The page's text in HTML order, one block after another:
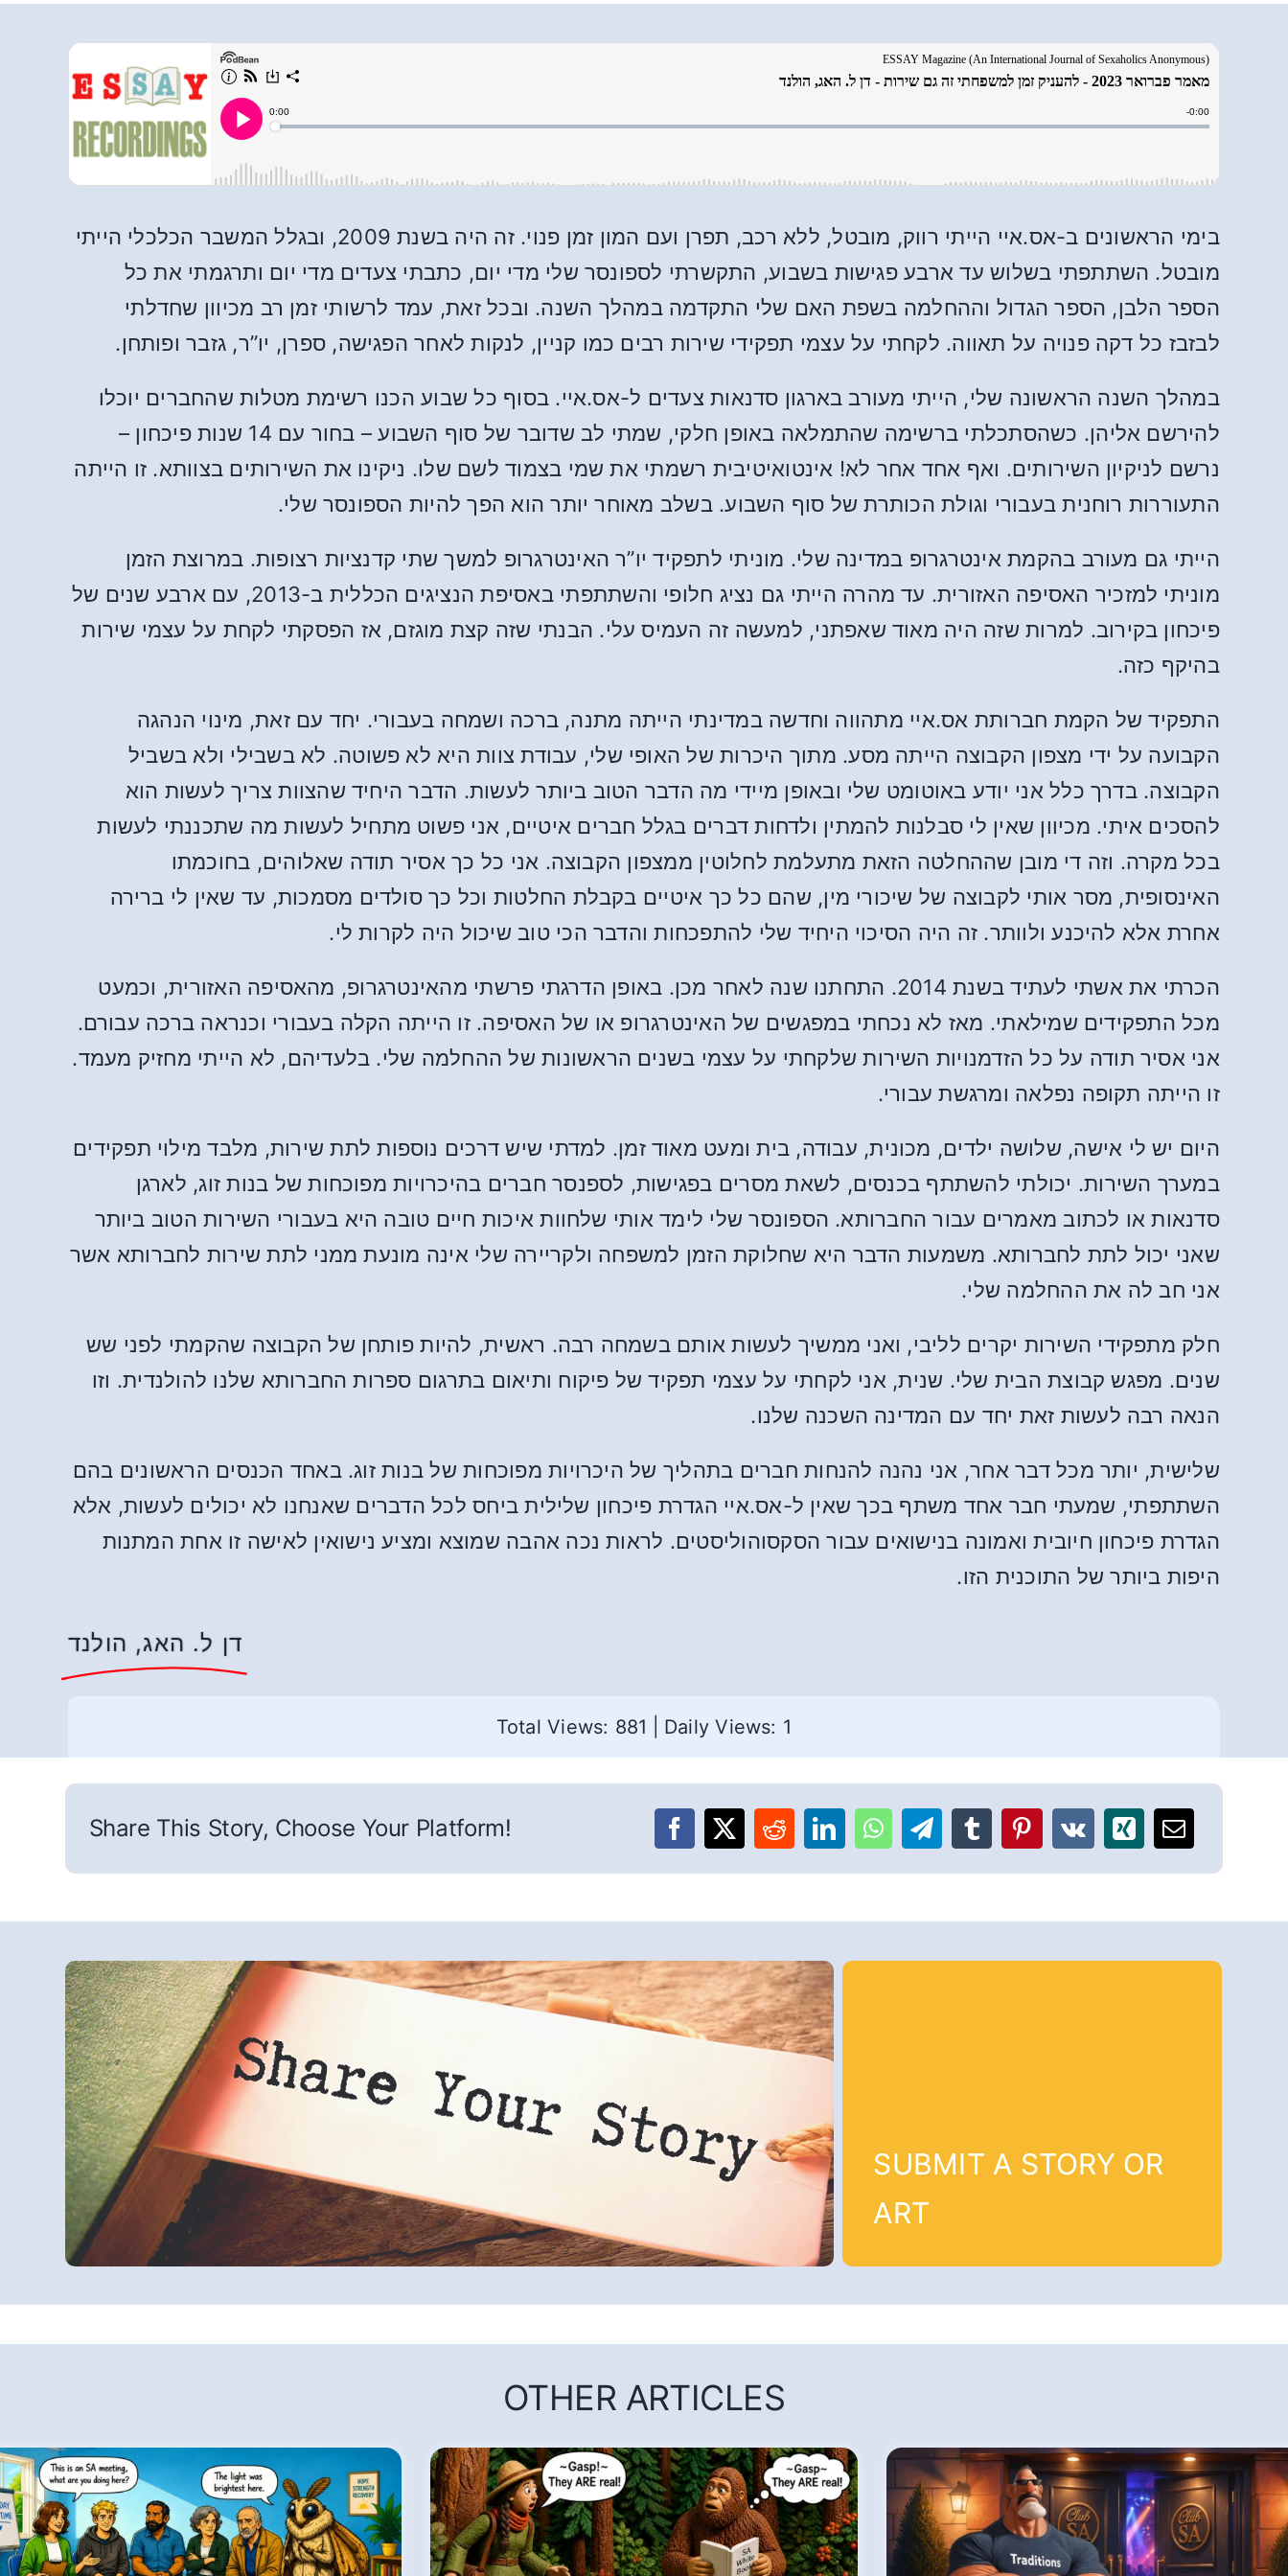
בימי הראשונים ב-אס.איי הייתי רווק, מובטל, ללא רכב, תפרן ועם המון זמן פנוי. זה היה בשנת 2009, ובגלל המשבר הכלכלי הייתי
מובטל. השתתפתי בשלוש עד ארבע פגישות בשבוע, התקשרתי לספונסר שלי מדי יום, כתבתי צעדים מדי יום ותרגמתי את כל
הספר הלבן, הספר הגדול וההחלמה בשפת האם שלי התקדמה במהלך השנה. ובכל זאת, עמד לרשותי זמן רב מכיוון שחדלתי
לבזבז כל דקה פנויה על תאווה. לקחתי על עצמי תפקידי שירות רבים כמו קניין, לנקות לאחר הפגישה, ספרן, יו”ר, גזבר ופותחן.
במהלך השנה הראשונה שלי, הייתי מעורב בארגון סדנאות צעדים ל-אס.איי. בסוף כל שבוע הכנו רשימת מטלות שהחברים יוכלו
להירשם אליהן. כשהסתכלתי ברשימה שהתמלאה באופן חלקי, שמתי לב שדובר של סוף השבוע – בחור עם 14 שנות פיכחון –
נרשם לניקיון השירותים. ואף אחד אחר לא! אינטואיטיבית רשמתי את שמי בצמוד לשם שלו. ניקינו את השירותים בצוותא. זו הייתה
התעוררות רוחנית בעבורי וגולת הכותרת של סוף השבוע. בשלב מאוחר יותר הוא הפך להיות הספונסר שלי.
הייתי גם מעורב בהקמת אינטרגרופ במדינה שלי. מוניתי לתפקיד יו”ר האינטרגרופ למשך שתי קדנציות רצופות. במרוצת הזמן
מוניתי למזכיר האסיפה האזורית. עד מהרה הייתי גם נציג חלופי והשתתפתי באסיפת הנציגים הכללית ב-2013, עם ארבע שנים של
פיכחון בקירוב. למרות שזה היה מאוד שאפתני, למעשה זה העמיס עלי. הבנתי שזה קצת מוגזם, אז הפסקתי לקחת על עצמי שירות
בהיקף כזה.
התפקיד של הקמת חברותת אס.איי מתהווה וחדשה במדינתי הייתה מתנה, ברכה ושמחה בעבורי. יחד עם זאת, מינוי הנהגה
הקבועה על ידי מצפון הקבוצה הייתה מסע. מתוך היכרות של האופי שלי, עבודת צוות היא לא פשוטה. לא בשבילי ולא בשביל
הקבוצה. בדרך כלל אני יודע באוטומט שלי ובאופן מיידי מה הדבר הטוב ביותר לעשות. הדבר היחיד שהצוות צריך לעשות הוא
להסכים איתי. מכיוון שאין לי סבלנות להמתין ולדחות דברים בגלל חברים איטיים, אני פשוט מתחיל לעשות מה שתכננתי לעשות
בכל מקרה. וזה די מובן שההחלטה הזאת מתעלמת לחלוטין ממצפון הקבוצה. אני כל כך אסיר תודה שאלוהים, בחוכמתו
האינסופית, מסר אותי לקבוצה של שיכורי מין, שהם כל כך איטיים בקבלת החלטות וכל כך סולדים מסמכות, עד שאין לי ברירה
אחרת אלא להיכנע ולוותר. זה היה הסיכוי היחיד שלי להתפכחות והדבר הכי טוב שיכול היה לקרות לי.
הכרתי את אשתי לעתיד בשנת 2014. התחתנו שנה לאחר מכן. באופן הדרגתי פרשתי מהאינטרגרופ, מהאסיפה האזורית, וכמעט
מכל התפקידים שמילאתי. מאז לא נכחתי במפגשים של האינטרגרופ או של האסיפה. זו הייתה הקלה בעבורי וכנראה ברכה עבורם.
אני אסיר תודה על כל הזדמנויות השירות שלקחתי על עצמי בשנים הראשונות של ההחלמה שלי. בלעדיהם, לא הייתי מחזיק מעמד.
זו הייתה תקופה נפלאה ומרגשת עבורי.
היום יש לי אישה, שלושה ילדים, מכונית, עבודה, בית ומעט מאוד זמן. למדתי שיש דרכים נוספות לתת שירות, מלבד מילוי תפקידים
במערך השירות. יכולתי להשתתף בכנסים, לשאת מסרים בפגישות, לספנסר חברים בהיכרויות מפוכחות של בנות זוג, לארגן
סדנאות או לכתוב מאמרים עבור החברותא. הספונסר שלי לימד אותי שלחוות איכות חיים טובה היא בעבורי השירות הטוב ביותר
שאני יכול לתת לחברותא. משמעות הדבר היא שחלוקת הזמן למשפחה ולקריירה שלי אינה מונעת ממני לתת שירות לחברותא אשר
אני חב לה את ההחלמה שלי.
חלק מתפקידי השירות יקרים לליבי, ואני ממשיך לעשות אותם בשמחה רבה. ראשית, להיות פותחן של הקבוצה שהקמתי לפני שש
שנים. מפגש קבוצת הבית שלי. שנית, אני לקחתי על עצמי תפקיד של פיקוח ותיאום בתרגום ספרות החברותא שלנו להולנדית. וזו
הנאה רבה לעשות זאת יחד עם המדינה השכנה שלנו.
שלישית, יותר מכל דבר אחר, אני נהנה להנחות חברים בתהליך של היכרויות מפוכחות של בנות זוג. באחד הכנסים הראשונים בהם
השתתפתי, שמעתי חבר אחד משתף בכך שאין ל-אס.איי הגדרת פיכחון שלילית ביחס לכל הדברים שאנחנו לא יכולים לעשות, אלא
הגדרת פיכחון חיובית ואמונה בנישואים עבור הסקסוהוליסטים. לראות נכה אהבה שמוצא ומציע נישואין לאישה זו אחת המתנות
היפות ביותר של התוכנית הזו.
דן ל. האג, הולנד
Total Views: 881 Daily Views: 1
Share This Story, Choose Your Platform!
SUBMIT A STORY OR
ART
OTHER ARTICLES